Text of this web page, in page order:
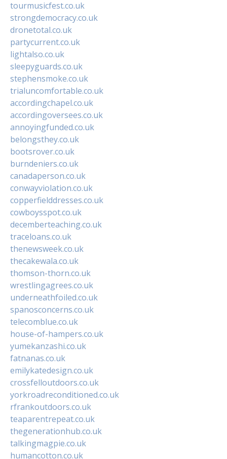
tourmusicfest.co.uk
strongdemocracy.co.uk
dronetotal.co.uk
partycurrent.co.uk
lightalso.co.uk
sleepyguards.co.uk
stephensmoke.co.uk
trialuncomfortable.co.uk
accordingchapel.co.uk
accordingoversees.co.uk
annoyingfunded.co.uk
belongsthey.co.uk
bootsrover.co.uk
burndeniers.co.uk
canadaperson.co.uk
conwayviolation.co.uk
copperfielddresses.co.uk
cowboysspot.co.uk
decemberteaching.co.uk
traceloans.co.uk
thenewsweek.co.uk
thecakewala.co.uk
thomson-thorn.co.uk
wrestlingagrees.co.uk
underneathfoiled.co.uk
spanosconcerns.co.uk
telecomblue.co.uk
house-of-hampers.co.uk
yumekanzashi.co.uk
fatnanas.co.uk
emilykatedesign.co.uk
crossfelloutdoors.co.uk
yorkroadreconditioned.co.uk
rfrankoutdoors.co.uk
teaparentrepeat.co.uk
thegenerationhub.co.uk
talkingmagpie.co.uk
humancotton.co.uk